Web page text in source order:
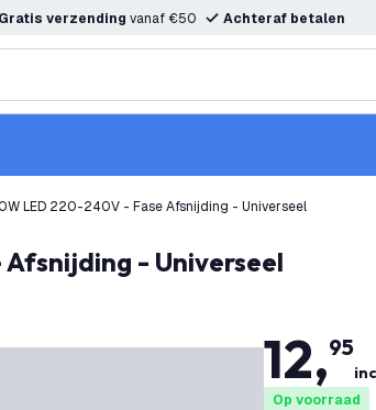
Gratis verzending vanaf €50 Achteraf betalen
LED 220-240V - Fase Afsnijding - Universeel
Afsnijding - Universeel
12,95
Op voorraad